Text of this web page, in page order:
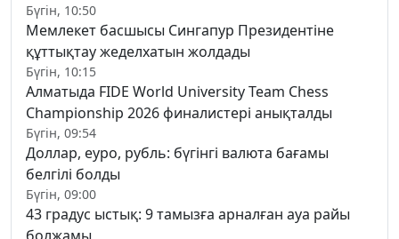
Бүгін, 10:50
Мемлекет басшысы Сингапур Президентіне
құттықтау жеделхатын жолдады
Бүгін, 10:15
Алматыда FIDE World University Team Chess
Championship 2026 финалистері анықталды
Бүгін, 09:54
Доллар, еуро, рубль: бүгінгі валюта бағамы
белгілі болды
Бүгін, 09:00
43 градус ыстық: 9 тамызға арналған ауа райы